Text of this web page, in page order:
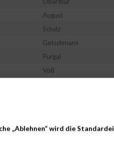
August
Schulz
Getschmann
Purgal
Voß
Noname
„Ablehnen“ wird die